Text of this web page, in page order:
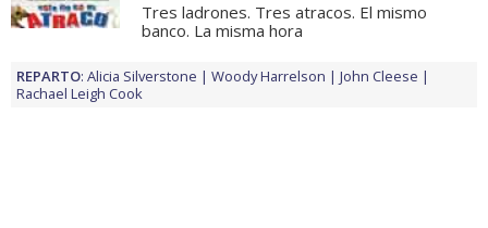
Tres ladrones. Tres atracos. El mismo
banco. La misma hora
REPARTO: Alicia Silverstone Woody Harrelson
John Cleese
Rachael Leigh Cook